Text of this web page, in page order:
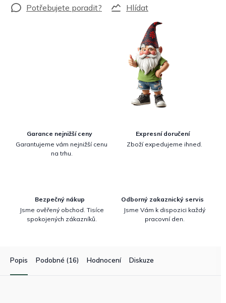
Hlídat
Garance nejnižší ceny
Garantujeme vám nejnižší cenu
na trhu.
Expresní doručení
Zboží expedujeme ihned.
Bezpečný nákup
Jsme ověřený obchod. Tisíce
spokojených zákazníků.
Odborný zakaznický servis
Jsme Vám k dispozici každý
pracovní den.
Popis Podobné (16) Hodnocení Diskuze